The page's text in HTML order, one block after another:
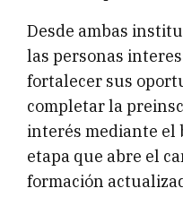
Desde ambas
las personas
fortalecer sus
completar la
interés mediante el
etapa que abre el
formación